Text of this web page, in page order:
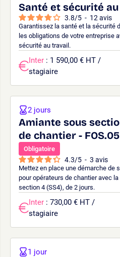
Santé et sécurité
3.8/5 - 12 avis
Garantissez la santé et la sécurité
les obligations de votre entreprise
sécurité au travail.
Inter : 1 590,00 € HT /
stagiaire
Amiante sous
de chantier - FOS.05
Obligatoire
4.3/5 - 3 avis
Mettez en place une démarche de
pour opérateurs de chantier avec
section 4 (SS4), de 2 jours.
2 jours
Inter : 730,00 € HT /
stagiaire
1 jour